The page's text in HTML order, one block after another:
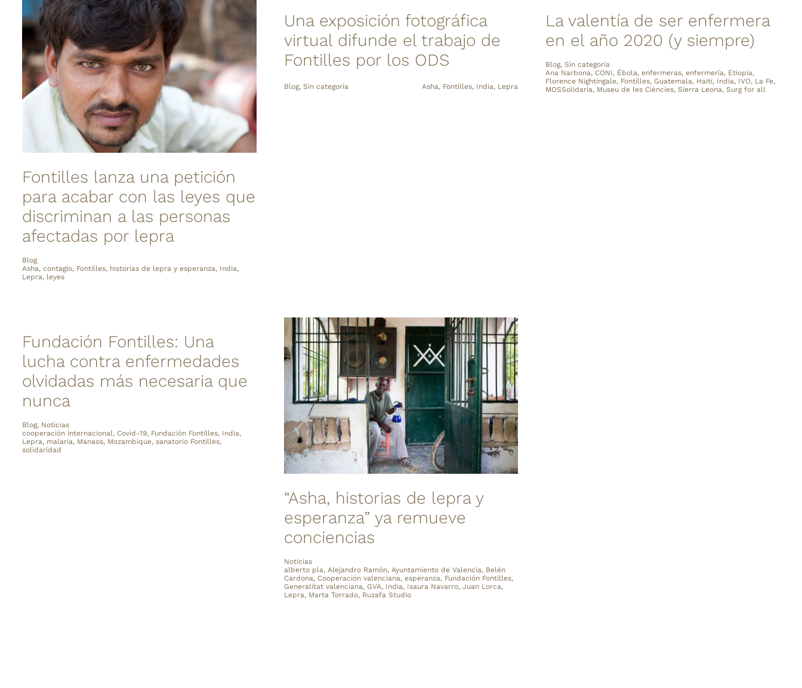
Fontilles lanza una petición
para acabar con las leyes que
discriminan a las personas
afectadas por lepra
Blog
Asha, contagio, Fontilles, historias de lepra y esperanza, India,
Lepra, leyes
Una exposición fotográfica
virtual difunde el trabajo de
Fontilles por los ODS
Blog, Sin categoría Asha, Fontilles, India, Lepra
La valentía de ser enfermera
en el año 2020 (y siempre)
Blog,Sin categoría
Ana Narbona,CONI, Ébola,enfermeras,enfermería, Etiopía,
Florence Nightingale, Fontilles,Guatemala, Haití, India, IVO, La Fe,
MOSSolidaria, Museu de les Ciències,Sierra Leona,Surg for all
Fundación Fontilles: Una
lucha contra enfermedades
olvidadas más necesaria que
nunca
Blog, Noticias
cooperación internacional, Covid-19, Fundación Fontilles, India,
Lepra, malaria, Manaos, Mozambique, sanatorio Fontilles,
solidaridad
“Asha, historias de lepra y
esperanza” ya remueve
conciencias
Noticias
alberto pla, Alejandro Ramón, Ayuntamiento de Valencia, Belén
Cardona, Cooperación valenciana, esperanza, Fundación Fontilles,
Generalitat valenciana, GVA, India, Isaura Navarro, Juan Lorca,
Lepra, Marta Torrado, Ruzafa Studio